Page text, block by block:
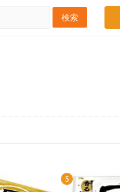
検索
5